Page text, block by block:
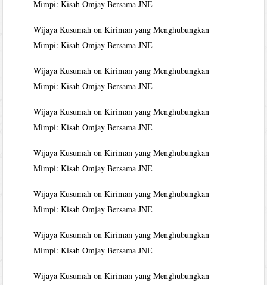
Mimpi: Kisah Omjay Bersama JNE
Wijaya Kusumah onKiriman yang Menghubungkan
Mimpi: Kisah Omjay Bersama JNE
Wijaya Kusumah onKiriman yang Menghubungkan
Mimpi: Kisah Omjay Bersama JNE
Wijaya Kusumah onKiriman yang Menghubungkan
Mimpi: Kisah Omjay Bersama JNE
Wijaya Kusumah onKiriman yang Menghubungkan
Mimpi: Kisah Omjay Bersama JNE
Wijaya Kusumah onKiriman yang Menghubungkan
Mimpi: Kisah Omjay Bersama JNE
Wijaya Kusumah onKiriman yang Menghubungkan
Mimpi: Kisah Omjay Bersama JNE
Wijaya Kusumah onKiriman yang Menghubungkan